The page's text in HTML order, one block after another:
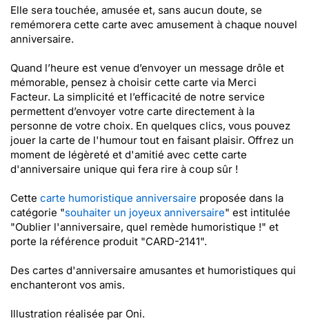
Elle sera touchée, amusée et, sans aucun doute, se
remémorera cette carte avec amusement à chaque nouvel
anniversaire.
Quand l’heure est venue d’envoyer un message drôle et
mémorable, pensez à choisir cette carte via Merci
Facteur. La simplicité et l’efficacité de notre service
permettent d’envoyer votre carte directement à la
personne de votre choix. En quelques clics, vous pouvez
jouer la carte de l'humour tout en faisant plaisir. Offrez un
moment de légèreté et d'amitié avec cette carte
d'anniversaire unique qui fera rire à coup sûr !
Cette carte humoristique anniversaire proposée dans la
catégorie "souhaiter un joyeux anniversaire" est intitulée
"Oublier l'anniversaire, quel remède humoristique !" et
porte la référence produit "CARD-2141".
Des cartes d'anniversaire amusantes et humoristiques qui
enchanteront vos amis.
Illustration réalisée par Oni.